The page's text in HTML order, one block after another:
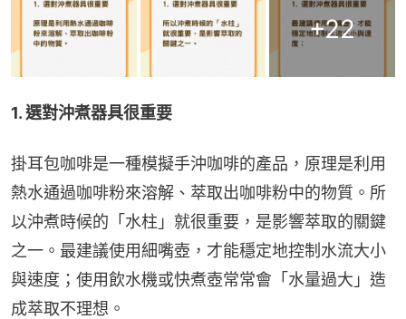
+22
1. 選對沖煮器具很重要
掛耳包咖啡是一種模擬手沖咖啡的產品，原理是利用
熱水通過咖啡粉來溶解、萃取出咖啡粉中的物質。所
以沖煮時候的「水柱」就很重要，是影響萃取的關鍵
之一。最建議使用細嘴壺，才能穩定地控制水流大小
與速度；使用飲水機或快煮壺常常會「水量過大」造
成萃取不理想。